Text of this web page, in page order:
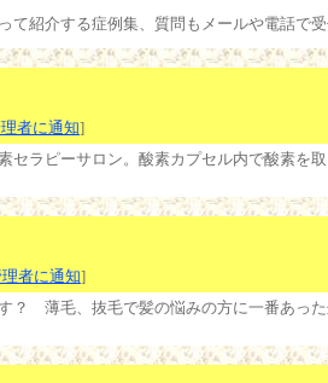
て紹介する症例集、質問もメールや電話で
者に通知]
セラピーサロン。酸素カプセル内で酸素を
者に通知]
薄毛、抜毛で髪の悩みの方に一番あっ